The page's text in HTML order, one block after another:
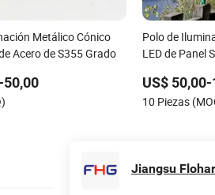
Metálico Cónico
Acero de S355 Grado
50,00
Polo de
LED de Panel
10m 11m 12m
US$
10 Piezas